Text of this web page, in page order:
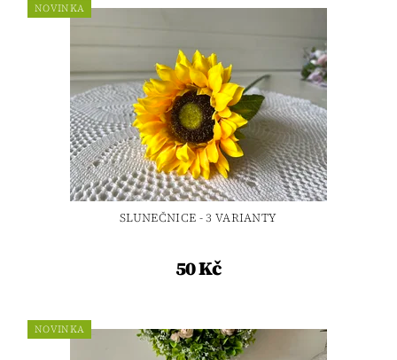
NOVINKA
SLUNEČNICE - 3 VARIANTY
50 Kč
NOVINKA